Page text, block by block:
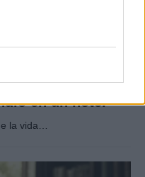
un bombero
en un hotel
la vida…